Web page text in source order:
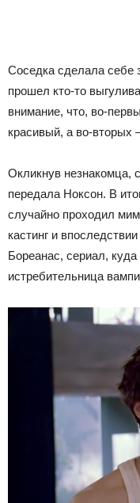
Соседка сделала себе
прошел кто-то
внимание, что, во-
красивый, а во-вторых
Окликнув незнакомца,
передала Ноксон. В
случайно проходил
кастинг и
Бореанас, сериал,
истребительница